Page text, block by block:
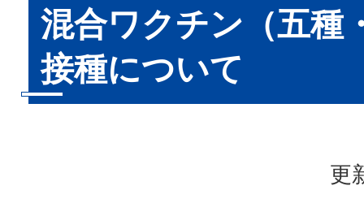
混合ワクチン（五種
接種について
更